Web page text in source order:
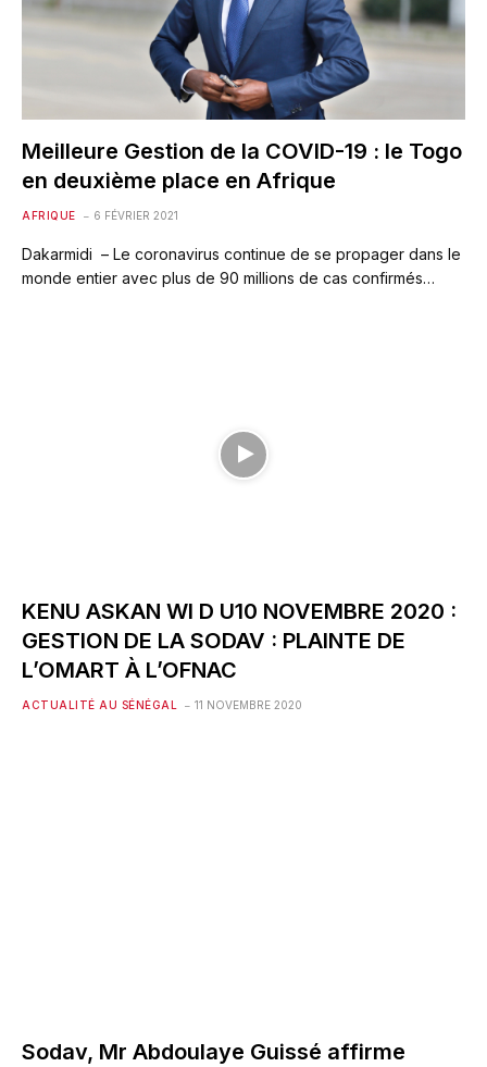
Meilleure Gestion de la COVID-19 : le Togo
en deuxième place en Afrique
AFRIQUE 6 FÉVRIER 2021
Dakarmidi – Le coronavirus continue de se propager dans le
monde entier avec plus de 90 millions de cas confirmés…
KENU ASKAN WI D U10 NOVEMBRE 2020 :
GESTION DE LA SODAV : PLAINTE DE
L’OMART À L’OFNAC
ACTUALITÉ AU SÉNÉGAL 11 NOVEMBRE 2020
Sodav, Mr Abdoulaye Guissé affirme